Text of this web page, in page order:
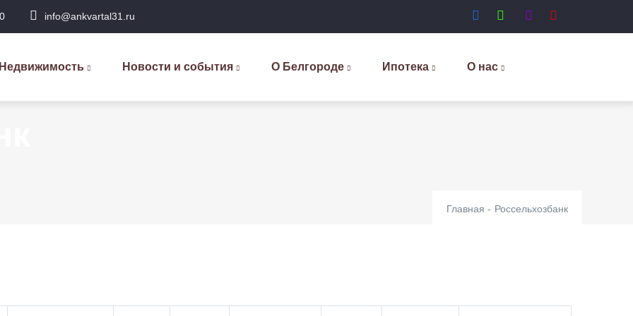
info@ankvartal31.ru
Недвижимость Новости и события О Белгороде Ипотека О нас
Главная - Россельхозбанк